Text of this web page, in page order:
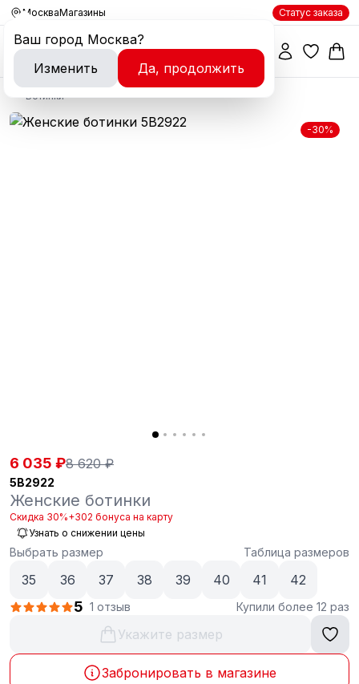
Москва
Ваш город Москва?
Изменить
Да, продолжить
Магазины Статус заказа
Ботинки
-30%
6 035 ₽8 620 ₽
5B2922
Женские ботинки
Скидка 30%+302 бонуса на карту
Узнать о снижении цены
Выбрать размер Таблица размеров
35 36 37 38 39 40 41 42
5 1 отзыв Купили более 12 раз
Укажите размер
Забронировать в магазине